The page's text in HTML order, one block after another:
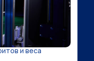
и веса